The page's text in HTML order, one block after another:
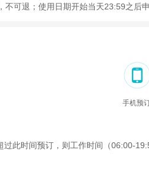
可退；使用日期开始当天23:59之后
手机预
此时间预订，则工作时间（06:00-